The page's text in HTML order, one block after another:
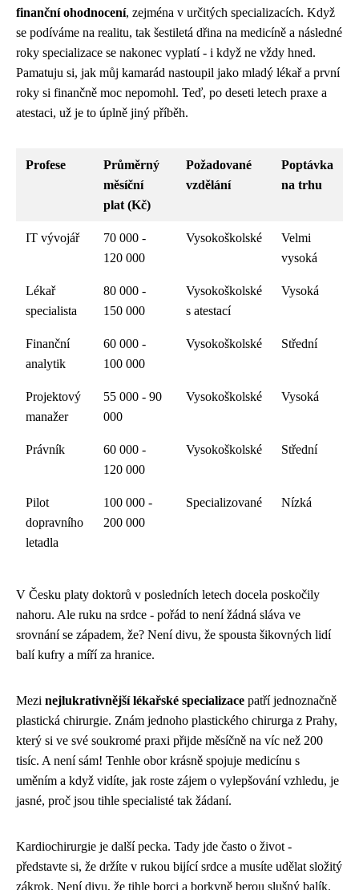
finanční ohodnocení, zejména v určitých specializacích. Když
se podíváme na realitu, tak šestiletá dřina na medicíně a následné
roky specializace se nakonec vyplatí - i když ne vždy hned.
Pamatuju si, jak můj kamarád nastoupil jako mladý lékař a první
roky si finančně moc nepomohl. Teď, po deseti letech praxe a
atestaci, už je to úplně jiný příběh.
Profese
Průměrný
měsíční
plat (Kč)
Požadované
vzdělání
Poptávka
na trhu
IT vývojář
70 000 -
120 000
Vysokoškolské
Velmi
vysoká
Lékař
specialista
80 000 -
150 000
Vysokoškolské
s atestací
Vysoká
Finanční
analytik
60 000 -
100 000
Vysokoškolské Střední
Projektový
manažer
55 000 - 90
000
Vysokoškolské Vysoká
Právník
60 000 -
120 000
Vysokoškolské Střední
Pilot
dopravního
letadla
100 000 -
200 000
Specializované Nízká
V Česku platy doktorů v posledních letech docela poskočily
nahoru. Ale ruku na srdce - pořád to není žádná sláva ve
srovnání se západem, že? Není divu, že spousta šikovných lidí
balí kufry a míří za hranice.
Mezi nejlukrativnější lékařské specializace patří jednoznačně
plastická chirurgie. Znám jednoho plastického chirurga z Prahy,
který si ve své soukromé praxi přijde měsíčně na víc než 200
tisíc. A není sám! Tenhle obor krásně spojuje medicínu s
uměním a když vidíte, jak roste zájem o vylepšování vzhledu, je
jasné, proč jsou tihle specialisté tak žádaní.
Kardiochirurgie je další pecka. Tady jde často o život -
představte si, že držíte v rukou bijící srdce a musíte udělat složitý
zákrok. Není divu, že tihle borci a borkyně berou slušný balík.